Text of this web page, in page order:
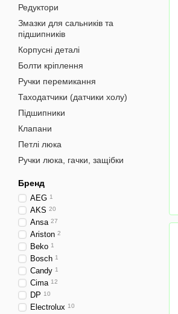
Редуктори
Змазки для сальників та
підшипників
Корпусні деталі
Болти кріплення
Ручки перемикання
Таходатчики (датчики холу)
Підшипники
Клапани
Петлі люка
Ручки люка, гачки, защібки
Бренд
AEG 1
AKS 20
Ansa 27
Ariston 2
Beko 1
Bosch 1
Candy 1
Cima 12
DP 10
Electrolux 10